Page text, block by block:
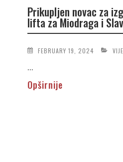
Prikupljen novac za
lifta za Miodraga i
FEBRUARY 19, 2024
...
Opširnije